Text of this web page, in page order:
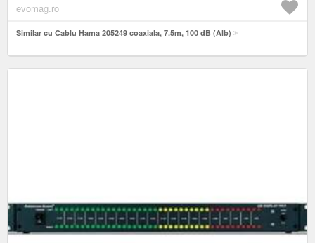
evomag.ro
Similar cu Cablu Hama 205249 coaxiala, 7.5m, 100 dB (Alb)